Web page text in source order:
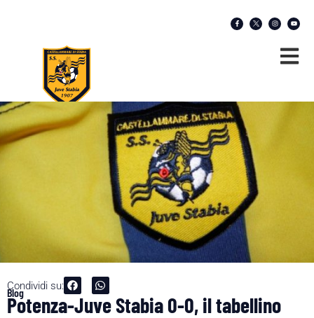
Condividi su:
Blog
Potenza-Juve Stabia 0-0, il tabellino